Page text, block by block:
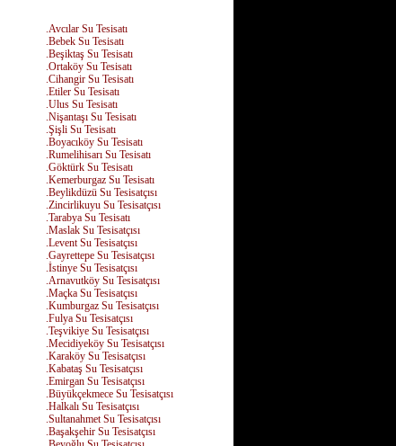
.Avcılar Su Tesisatı
.Bebek Su Tesisatı
.Beşiktaş Su Tesisatı
.Ortaköy Su Tesisatı
.Cihangir Su Tesisatı
.Etiler Su Tesisatı
.Ulus Su Tesisatı
.Nişantaşı Su Tesisatı
.Şişli Su Tesisatı
.Boyacıköy Su Tesisatı
.Rumelihisarı Su Tesisatı
.Göktürk Su Tesisatı
.Kemerburgaz Su Tesisatı
.Beylikdüzü Su Tesisatçısı
.Zincirlikuyu Su Tesisatçısı
.Tarabya Su Tesisatı
.Maslak Su Tesisatçısı
.Levent Su Tesisatçısı
.Gayrettepe Su Tesisatçısı
.İstinye Su Tesisatçısı
.Arnavutköy Su Tesisatçısı
.Maçka Su Tesisatçısı
.Kumburgaz Su Tesisatçısı
.Fulya Su Tesisatçısı
.Teşvikiye Su Tesisatçısı
.Mecidiyeköy Su Tesisatçısı
.Karaköy Su Tesisatçısı
.Kabataş Su Tesisatçısı
.Emirgan Su Tesisatçısı
.Büyükçekmece Su Tesisatçısı
.Halkalı Su Tesisatçısı
.Sultanahmet Su Tesisatçısı
.Başakşehir Su Tesisatçısı